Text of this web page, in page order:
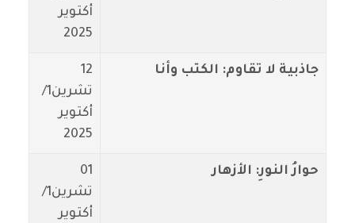
أكتوير
2025
جاذبية لا تقاوم: الكتب وأنا
12
تشرين1/
أكتوير
2025
حوارُ النورِ: الأزهار
01
تشرين1/
أكتوير